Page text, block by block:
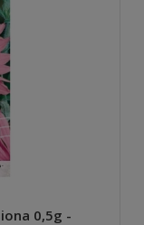
0,5g -